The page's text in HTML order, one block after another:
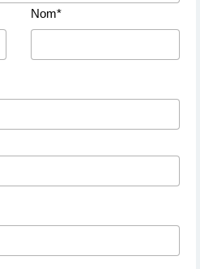
Nom*